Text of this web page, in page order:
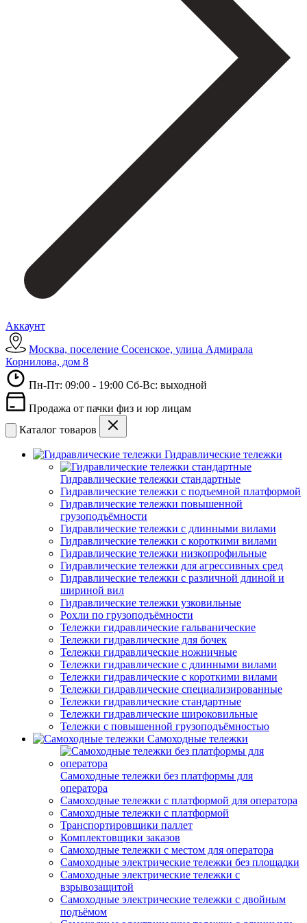
Аккаунт
Москва, поселение Сосенское, улица Адмирала
Корнилова, дом 8
Пн-Пт: 09:00 - 19:00 Сб-Вс: выходной
Продажа от пачки физ и юр лицам
Каталог товаров
Гидравлические тележки
Гидравлические тележки стандартные
Гидравлические тележки с подъемной платформой
Гидравлические тележки повышенной
грузоподъёмности
Гидравлические тележки с длинными вилами
Гидравлические тележки с короткими вилами
Гидравлические тележки низкопрофильные
Гидравлические тележки для агрессивных сред
Гидравлические тележки с различной длиной и
шириной вил
Гидравлические тележки узковильные
Рохли по грузоподъёмности
Тележки гидравлические гальванические
Тележки гидравлические для бочек
Тележки гидравлические ножничные
Тележки гидравлические с длинными вилами
Тележки гидравлические с короткими вилами
Тележки гидравлические специализированные
Тележки гидравлические стандартные
Тележки гидравлические широковильные
Тележки с повышенной грузоподъёмностью
Самоходные тележки
Самоходные тележки без платформы для
оператора
Самоходные тележки с платформой для оператора
Самоходные тележки с платформой
Транспортировщики паллет
Комплектовщики заказов
Самоходные тележки с местом для оператора
Самоходные электрические тележки без площадки
Самоходные электрические тележки с
взрывозащитой
Самоходные электрические тележки с двойным
подъёмом